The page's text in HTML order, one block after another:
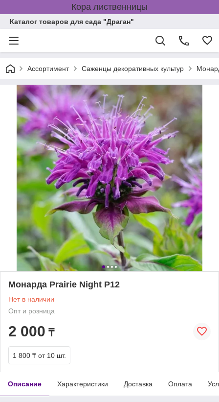
Кора лиственницы
Каталог товаров для сада "Драган"
Ассортимент Саженцы декоративных культур
Монарда Prairie Night Р12
Нет в наличии
Опт и розница
2 000 ₸
1 800 ₸ от 10 шт.
Описание Характеристики Доставка Оплата